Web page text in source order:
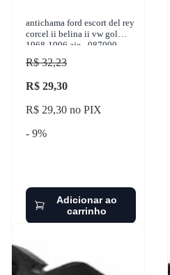
antichama ford escort del rey
corcel ii belina ii vw gol
1968-1996 aje - 087090
R$ 32,23
R$ 29,30
R$ 29,30 no PIX
- 9%
Adicionar ao
carrinho